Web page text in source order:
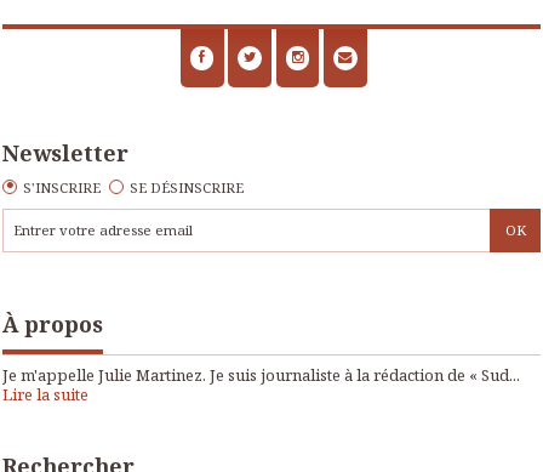
Newsletter
S'INSCRIRE SE DÉSINSCRIRE
À propos
Je m'appelle Julie Martinez. Je suis journaliste à la rédaction de « Sud...
Lire la suite